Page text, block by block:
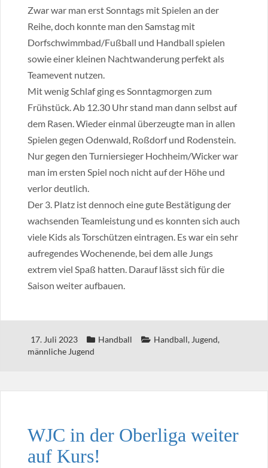
Zwar war man erst Sonntags mit Spielen an der
Reihe, doch konnte man den Samstag mit
Dorfschwimmbad/Fußball und Handball spielen
sowie einer kleinen Nachtwanderung perfekt als
Teamevent nutzen.
Mit wenig Schlaf ging es Sonntagmorgen zum
Frühstück. Ab 12.30 Uhr stand man dann selbst auf
dem Rasen. Wieder einmal überzeugte man in allen
Spielen gegen Odenwald, Roßdorf und Rodenstein.
Nur gegen den Turniersieger Hochheim/Wicker war
man im ersten Spiel noch nicht auf der Höhe und
verlor deutlich.
Der 3. Platz ist dennoch eine gute Bestätigung der
wachsenden Teamleistung und es konnten sich auch
viele Kids als Torschützen eintragen. Es war ein sehr
aufregendes Wochenende, bei dem alle Jungs
extrem viel Spaß hatten. Darauf lässt sich für die
Saison weiter aufbauen.
17. Juli 2023 Handball Handball, Jugend,
männliche Jugend
WJC in der Oberliga weiter
auf Kurs!